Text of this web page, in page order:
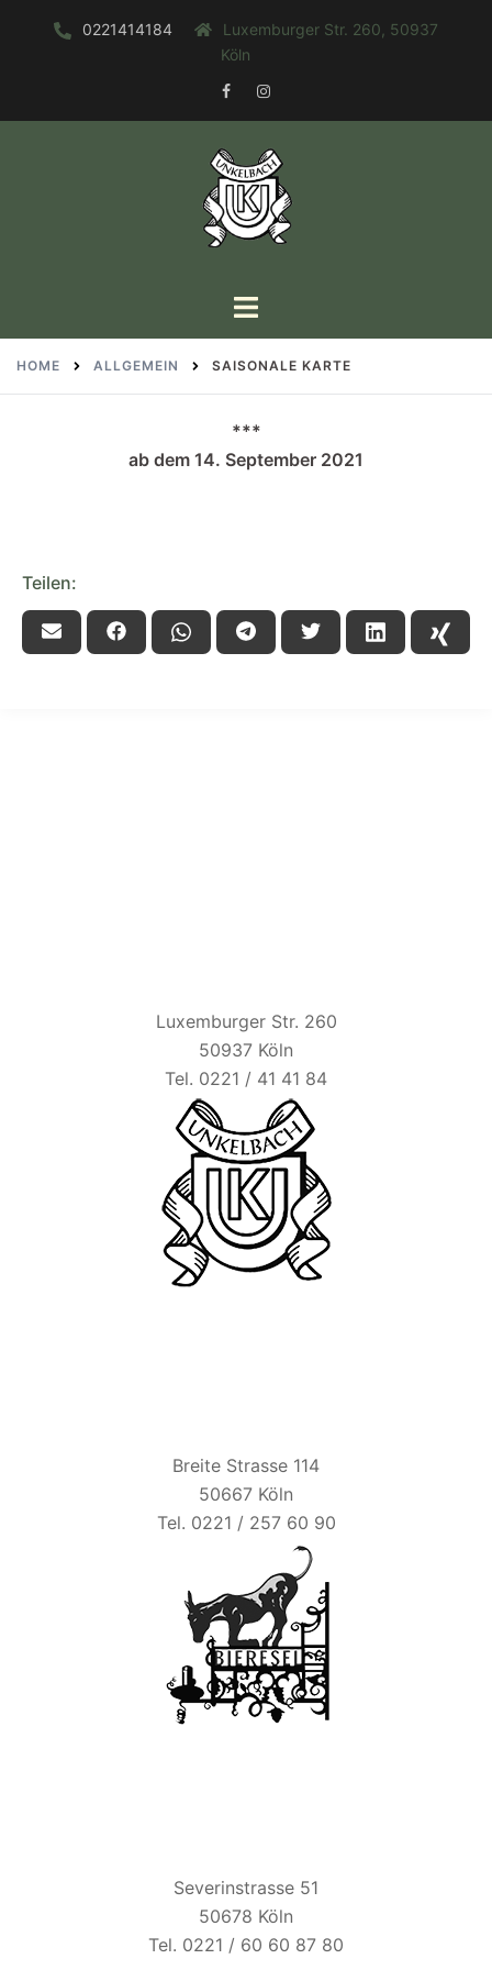
0221414184
Luxemburger Str. 260, 50937
Köln
FACEBOOKINSTAGRAM
Toggle
HOME ALLGEMEIN SAISONALE KARTE
***
ab dem 14. September 2021
Teilen:
Luxemburger Str. 260
50937 Köln
Tel. 0221 / 41 41 84
Breite Strasse 114
50667 Köln
Tel. 0221 / 257 60 90
Severinstrasse 51
50678 Köln
Tel. 0221 / 60 60 87 80